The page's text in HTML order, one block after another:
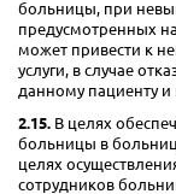
больницы, при
предусмотренных
может привести к
услуги, в случае
данному пациенту
2.15. В целях
больницы в
целях
сотрудников